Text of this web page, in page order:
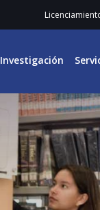
Investigación